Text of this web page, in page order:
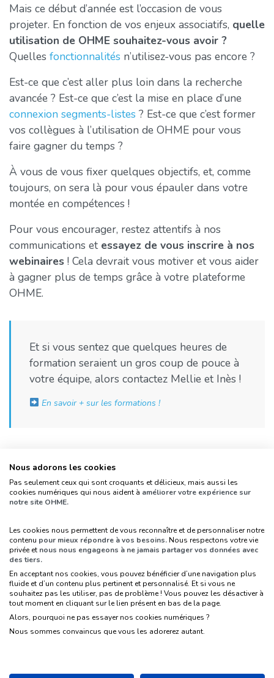
Mais ce début d’année est l’occasion de vous
projeter. En fonction de vos enjeux associatifs, quelle
utilisation de OHME souhaitez-vous avoir ?
Quelles fonctionnalités n’utilisez-vous pas encore ?
Est-ce que c’est aller plus loin dans la recherche
avancée ? Est-ce que c’est la mise en place d’une
connexion segments-listes ? Est-ce que c’est former
vos collègues à l’utilisation de OHME pour vous
faire gagner du temps ?
À vous de vous fixer quelques objectifs, et, comme
toujours, on sera là pour vous épauler dans votre
montée en compétences !
Pour vous encourager, restez attentifs à nos
communications et essayez de vous inscrire à nos
webinaires ! Cela devrait vous motiver et vous aider
à gagner plus de temps grâce à votre plateforme
OHME.
Et si vous sentez que quelques heures de
formation seraient un gros coup de pouce à
votre équipe, alors contactez Mellie et Inès !
En savoir + sur les formations !
avec votre équipe
L’année 2020 a été une année difficile pour
pris un petit coup au moral. Pourtant, plus que
jamais, les élans de solidarité, les moments d’échange
et de partage sont les bienvenus dans un quotidien
parfois morose.
Alors n’hésitez pas à renforcer la communication
interne de votre associationpour que chacun se
sente de nouveau comme faisant partie de cette
Nous adorons les cookies
Pas seulement ceux qui sont croquants et délicieux, mais aussi les
cookies numériques qui nous aident à améliorer votre expérience sur
notre site OHME.
Les cookies nous permettent de vous reconnaître et de personnaliser notre
contenu pour mieux répondre à vos besoins. Nous respectons votre vie
privée et nous nous engageons à ne jamais partager vos données avec
des tiers.
En acceptant nos cookies, vous pouvez bénéficier d’une navigation plus
fluide et d’un contenu plus pertinent et personnalisé. Et si vous ne
souhaitez pas les utiliser, pas de problème ! Vous pouvez les désactiver à
tout moment en cliquant sur le lien présent en bas de la page.
Alors, pourquoi ne pas essayer nos cookies numériques ?
Nous sommes convaincus que vous les adorerez autant.